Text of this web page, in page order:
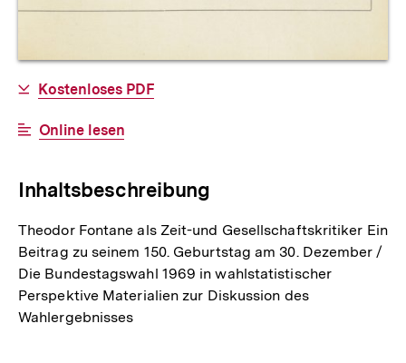
Allgemeine
Informationen
Download-
Kostenloses PDF
Interner
Online lesen
Inhaltsbeschreibung
Theodor Fontane als Zeit-und Gesellschaftskritiker Ein
Beitrag zu seinem 150. Geburtstag am 30. Dezember /
Die Bundestagswahl 1969 in wahlstatistischer
Perspektive Materialien zur Diskussion des
Wahlergebnisses